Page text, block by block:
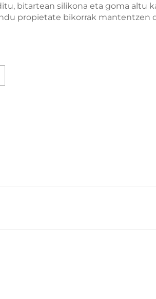
bitartean silikona eta goma altu
propietate bikorrak mantentzen